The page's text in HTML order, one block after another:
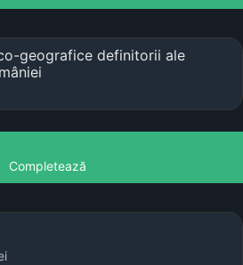
geografice definitorii ale
Completează